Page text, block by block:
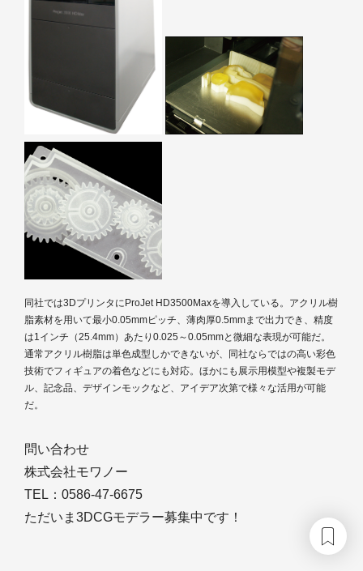
同社では3DプリンタにProJet HD3500Maxを導入している。アクリル樹
脂素材を用いて最小0.05mmピッチ、薄肉厚0.5mmまで出力でき、精度
は1インチ（25.4mm）あたり0.025～0.05mmと微細な表現が可能だ。
通常アクリル樹脂は単色成型しかできないが、同社ならではの高い彩色
技術でフィギュアの着色などにも対応。ほかにも展示用模型や複製モデ
ル、記念品、デザインモックなど、アイデア次第で様々な活用が可能
だ。
問い合わせ
株式会社モワノー
TEL：0586-47-6675
ただいま3DCGモデラー募集中です！